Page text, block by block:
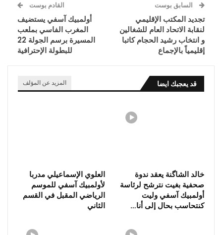
السابق بوست
تجديد المكتب الإقليمي
لنقابة الاتحاد العام للشغالين
و انتخاب رشيد الحجام كاتبا
إقليمياً بالإجماع
القادم بوست
أولمبيك آسفي يستضيف
المغرب الفاسي بملعب
المسيرة برسم الجولة 22
للبطولة الإحترافية
قد يعجبك ايضا المزيد عن المؤلف
خالد الشاگنة يعقد ندوة
صحفية بغيت نترشح لرئاسة
أولمبيك آسفي وليت
كنتحاسب بحال إلى أنا…
العلوي الإسماعيلي مدربا
لأولمبيك آسفي للموسم
الرياضي المقبل في القسم
الثاني